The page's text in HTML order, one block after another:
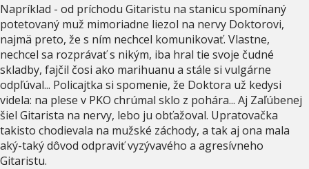
Napríklad - od príchodu Gitaristu na stanicu spomínaný
potetovaný muž mimoriadne liezol na nervy Doktorovi,
najmä preto, že s ním nechcel komunikovať. Vlastne,
nechcel sa rozprávať s nikým, iba hral tie svoje čudné
skladby, fajčil čosi ako marihuanu a stále si vulgárne
odpľúval... Policajtka si spomenie, že Doktora už kedysi
videla: na plese v PKO chrúmal sklo z pohára... Aj Zaľúbenej
šiel Gitarista na nervy, lebo ju obťažoval. Upratovačka
takisto chodievala na mužské záchody, a tak aj ona mala
aký-taký dôvod odpraviť vyzývavého a agresívneho
Gitaristu.